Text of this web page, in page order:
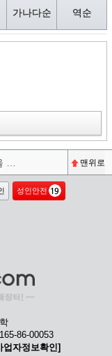
가나다순 역순
맨위로
성인안전
86-00053
업자정보확인]